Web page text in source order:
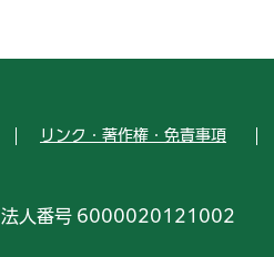
リンク・著作権・免責事項
法人番号 6000020121002